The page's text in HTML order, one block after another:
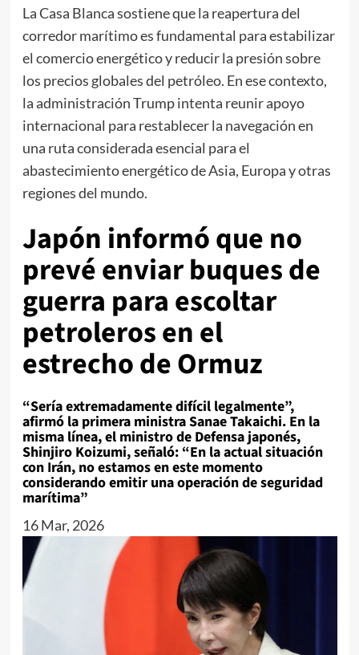
La Casa Blanca sostiene que la reapertura del
corredor marítimo es fundamental para estabilizar
el comercio energético y reducir la presión sobre
los precios globales del petróleo. En ese contexto,
la administración Trump intenta reunir apoyo
internacional para restablecer la navegación en
una ruta considerada esencial para el
abastecimiento energético de Asia, Europa y otras
regiones del mundo.
Japón informó que no
prevé enviar buques de
guerra para escoltar
petroleros en el
estrecho de Ormuz
“Sería extremadamente difícil legalmente”,
afirmó la primera ministra Sanae Takaichi. En la
misma línea, el ministro de Defensa japonés,
Shinjiro Koizumi, señaló: “En la actual situación
con Irán, no estamos en este momento
considerando emitir una operación de seguridad
marítima”
16 Mar, 2026